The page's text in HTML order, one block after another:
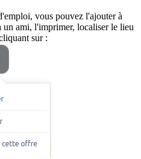
vous pouvez l'ajouter à
un ami, l'imprimer, localiser le lieu
sur :